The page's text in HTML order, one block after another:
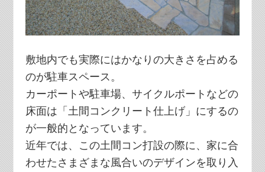
敷地内でも実際にはかなりの大きさを占める
のが駐車スペース。
カーポートや駐車場、サイクルポートなどの
床面は「土間コンクリート仕上げ」にするの
が一般的となっています。
近年では、この土間コン打設の際に、家に合
わせたさまざまな風合いのデザインを取り入